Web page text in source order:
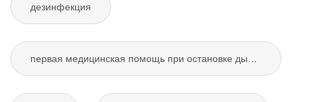
дезинфекция